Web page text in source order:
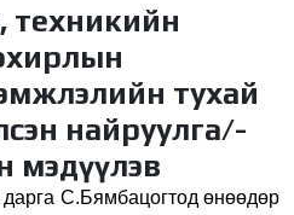
техникийн
тухай
найруулга/-
мэдүүлэв
С.Бямбацогтод өнөөдөр